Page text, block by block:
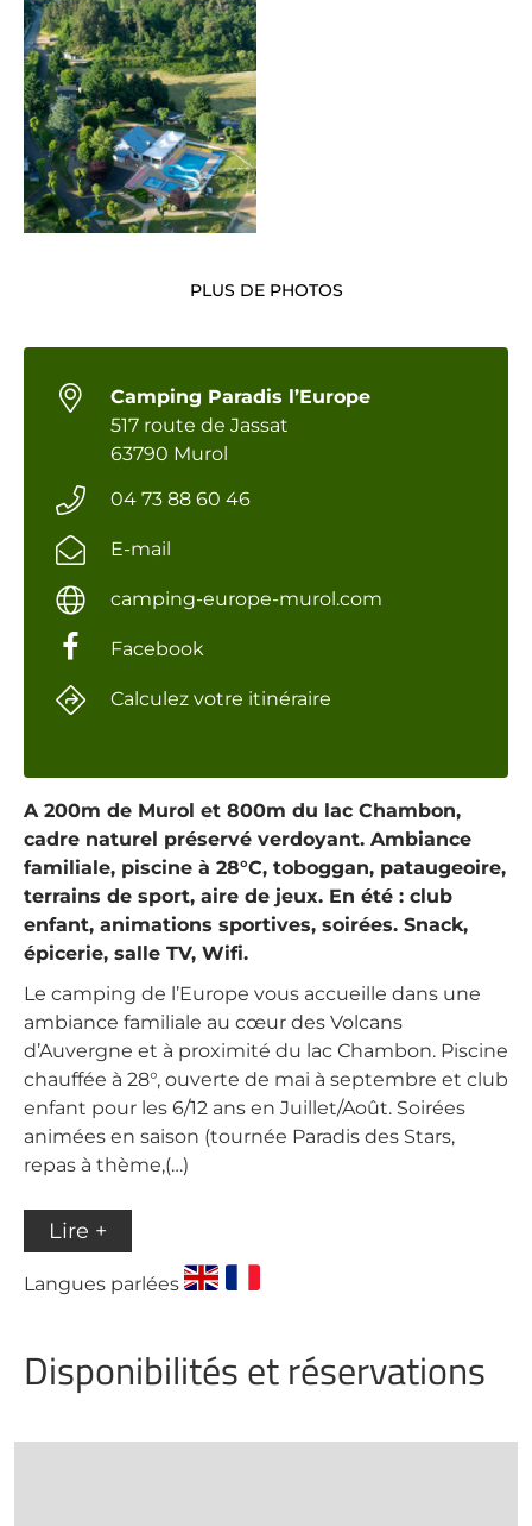
PLUS DE PHOTOS
A 200m de Murol et 800m du lac Chambon,
cadre naturel préservé verdoyant. Ambiance
familiale, piscine à 28°C, toboggan, pataugeoire,
terrains de sport, aire de jeux. En été : club
enfant, animations sportives, soirées. Snack,
épicerie, salle TV, Wifi.
Le camping de l’Europe vous accueille dans une
ambiance familiale au cœur des Volcans
d’Auvergne et à proximité du lac Chambon. Piscine
chauffée à 28°, ouverte de mai à septembre et club
enfant pour les 6/12 ans en Juillet/Août. Soirées
animées en saison (tournée Paradis des Stars,
repas à thème,(…)
Lire +
Langues parlées
Disponibilités et réservations
Camping Paradis l’Europe
517 route de Jassat
63790 Murol
04 73 88 60 46
E-mail
camping-europe-murol.com
Facebook
Calculez votre itinéraire